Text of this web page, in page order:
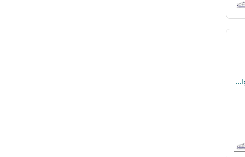
شقة هاي سوبر لوكس للبيع في الأندلس 1 – موقع مميز بجوار قطامية ديونز